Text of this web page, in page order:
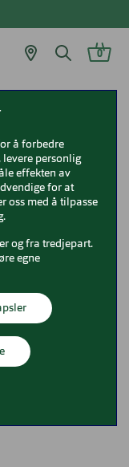
0
å forbedre
levere personlig
effekten av
for at
oss med å tilpasse
og fra tredjepart.
egne